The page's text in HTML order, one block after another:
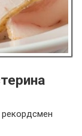
рекордсмен